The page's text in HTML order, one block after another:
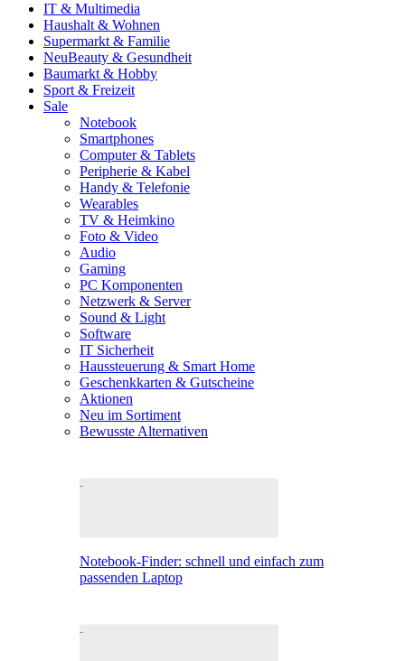
IT & Multimedia
Haushalt & Wohnen
Supermarkt & Familie
NeuBeauty & Gesundheit
Baumarkt & Hobby
Sport & Freizeit
Sale
Notebook
Smartphones
Computer & Tablets
Peripherie & Kabel
Handy & Telefonie
Wearables
TV & Heimkino
Foto & Video
Audio
Gaming
PC Komponenten
Netzwerk & Server
Sound & Light
Software
IT Sicherheit
Haussteuerung & Smart Home
Geschenkkarten & Gutscheine
Aktionen
Neu im Sortiment
Bewusste Alternativen
Notebook-Finder: schnell und einfach zum
passenden Laptop